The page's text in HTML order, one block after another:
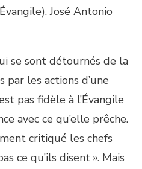
José Antonio
se sont détournés de la
par les actions d’une
pas fidèle à l’Évangile
avec ce qu’elle prêche.
critiqué les chefs
ce qu’ils disent ». Mais